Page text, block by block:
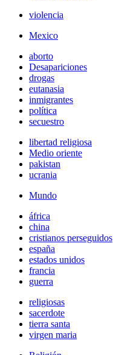
violencia
Mexico
aborto
Desapariciones
drogas
eutanasia
inmigrantes
política
secuestro
libertad religiosa
Medio oriente
pakistan
ucrania
Mundo
áfrica
china
cristianos perseguidos
españa
estados unidos
francia
guerra
religiosas
sacerdote
tierra santa
virgen maria